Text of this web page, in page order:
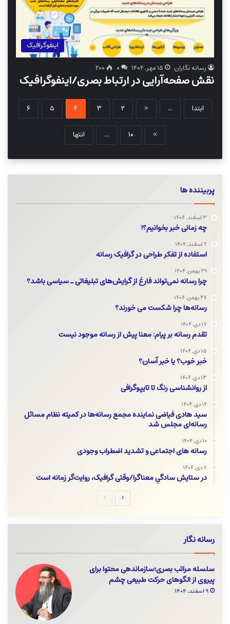
اینفوگرافیک
رسانه نگاران ۱۵ مهر, ۱۴۰۴ ۰ ۲۰۰
نقش صفحه‌آرایی در ارتباط بصری/اینفوگرافیک
ابتدا ...
« ۲ ۳ ۴ ۵ ۶
» ۱۰ ... انتها
پربیننده ها
۳ اسفند, ۱۴۰۴
چه زمانی خبر بخوانیم؟!
۲ اسفند, ۱۴۰۴
استفاده از تفکر طراحی در گرافیک رسانه
۲۹ بهمن, ۱۴۰۴
چرا رسانه نمی‌تواند فارغ از گرایش‌های تبلیغاتی ـ سیاسی باشد؟
۲۷ بهمن, ۱۴۰۴
رسانه‌ها چرا شکست می خورند؟
۱۷ دی, ۱۴۰۴
تقدم رسانه بر پیام: معنا پیش از رسانه موجود نیست
۱۵ دی, ۱۴۰۴
خبر خوب؟ یا خبر آسان؟
۱۳ دی, ۱۴۰۴
از روانشناسی رنگ تا تایپوگرافی
۱۲ دی, ۱۴۰۴
سید هادی فیاضی نماینده مجمع رسانه‌ها در کمیته نظام مسائل
رسانه‌ای مجلس شد
۱۰ دی, ۱۴۰۴
رسانه های اجتماعی و تشدید اضطراب وجودی
۸ دی, ۱۴۰۴
در ستایش سادگیِ معناگرا/وقتی گرافیک، روایت‌گر زمانه است
رسانه نگار
سلسله مراتب بصری؛سازماندهی محتوا برای
پیروی از الگوهای حرکت طبیعی چشم
۹ اسفند, ۱۴۰۴